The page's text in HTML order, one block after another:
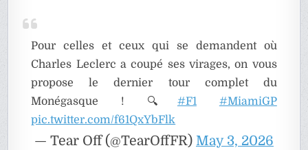
Pour celles et ceux qui se demandent où
Charles Leclerc a coupé ses virages, on vous
propose le dernier tour complet du
Monégasque ! 🔍 #F1
#MiamiGP
pic.twitter.com/f61QxYbFlk
— Tear Off (@TearOffFR) May 3, 2026